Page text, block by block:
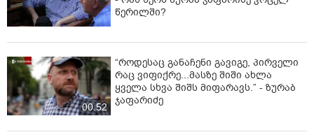
წერილში?
00:52
“როდესაც განაჩენი გავიგე, პირველი
რაც ვიფიქრე...მასზე შიში ახლა
ყველა სხვა შიშს მიფარავს.” - ზურაბ
ჯაფარიძე